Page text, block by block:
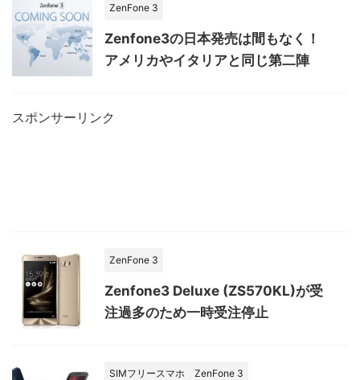
ZenFone 3
Zenfone3の日本発売は間もなく！
アメリカやイタリアと同じ第二陣
スポンサーリンク
ZenFone 3
Zenfone3 Deluxe (ZS570KL)が受
注過多のため一時受注停止
SIMフリースマホ ZenFone 3